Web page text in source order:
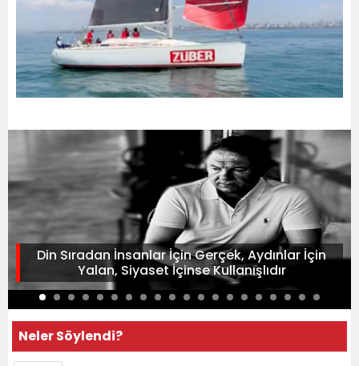
Din Sıradan İnsanlar İçin Gerçek, Aydınlar İçin
Yalan, Siyaset İçinse Kullanışlıdır
Neler Söylendi?